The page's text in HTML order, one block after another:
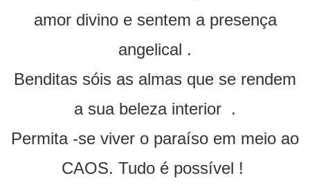
amor divino e sentem a presença
angelical .
Benditas sóis as almas que se rendem
a sua beleza interior .
Permita -se viver o paraíso em meio ao
CAOS. Tudo é possível !